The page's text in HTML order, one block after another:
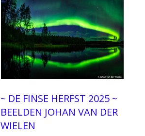
~ DE FINSE HERFST 2025 ~
BEELDEN JOHAN VAN DER
WIELEN